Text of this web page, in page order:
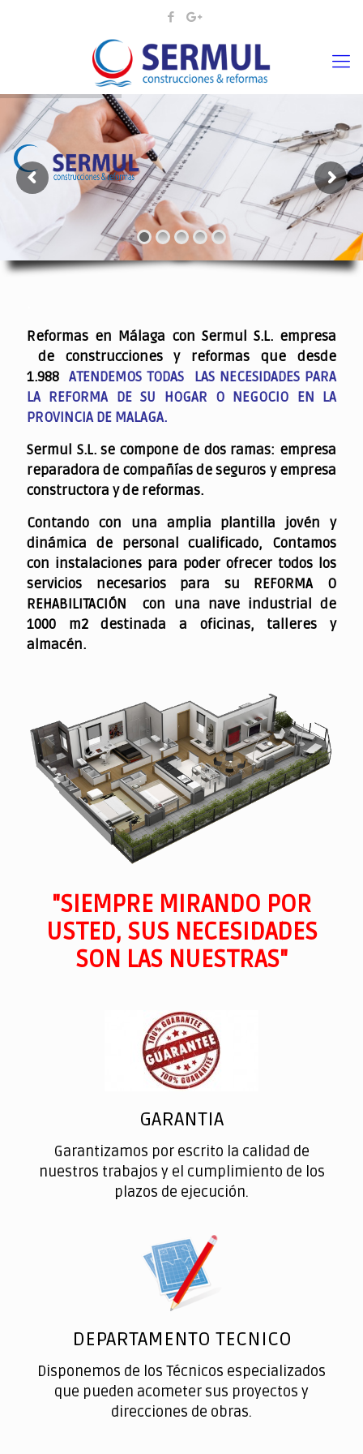
¡¡DAMOS VIDA A SUS
Reformas en Málaga con Sermul S.L. empresa
de construcciones y reformas que desde
1.988ATENDEMOS TODAS LAS NECESIDADES PARA
LA REFORMA DE SU HOGAR O NEGOCIO EN LA
PROVINCIA DE MALAGA.
Sermul S.L. se compone de dos ramas: empresa
reparadora de compañías de seguros y empresa
constructora y de reformas.
Contando con una amplia plantilla jovén y
dinámica de personal cualificado, Contamos
con instalaciones para poder ofrecer todos los
servicios necesarios para su REFORMA O
REHABILITACIÓN con una nave industrial de
1000 m2 destinada a oficinas, talleres y
almacén.
"SIEMPRE MIRANDO POR
USTED, SUS NECESIDADES
SON LAS NUESTRAS"
GARANTIA
Garantizamos por escrito la calidad de
nuestros trabajos y el cumplimiento de los
plazos de ejecución.
DEPARTAMENTO TECNICO
Disponemos de los Técnicos especializados
que pueden acometer sus proyectos y
direcciones de obras.